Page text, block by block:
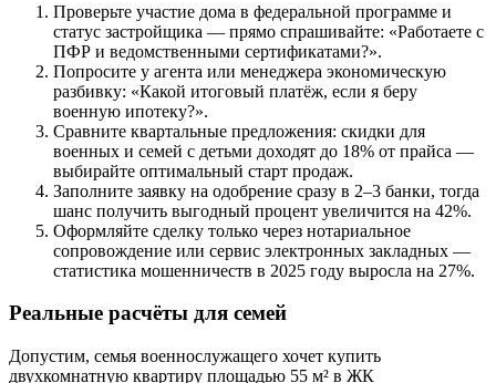
Проверьте участие дома в федеральной программе и
статус застройщика — прямо спрашивайте: «Работаете с
ПФР и ведомственными сертификатами?».
Попросите у агента или менеджера экономическую
разбивку: «Какой итоговый платёж, если я беру
военную ипотеку?».
Сравните квартальные предложения: скидки для
военных и семей с детьми доходят до 18% от прайса —
выбирайте оптимальный старт продаж.
Заполните заявку на одобрение сразу в 2–3 банки, тогда
шанс получить выгодный процент увеличится на 42%.
Оформляйте сделку только через нотариальное
сопровождение или сервис электронных закладных —
статистика мошенничеств в 2025 году выросла на 27%.
Реальные расчёты для семей
Допустим, семья военнослужащего хочет купить
двухкомнатную квартиру площадью 55 м² в ЖК